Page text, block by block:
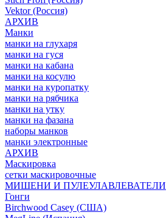
Vektor (Россия)
АРХИВ
Манки
манки на глухаря
манки на гуся
манки на кабана
манки на косулю
манки на куропатку
манки на рябчика
манки на утку
манки на фазана
наборы манков
манки электронные
АРХИВ
Маскировка
сетки маскировочные
МИШЕНИ И ПУЛЕУЛАВЛЕВАТЕЛИ
Гонги
Birchwood Casey (США)